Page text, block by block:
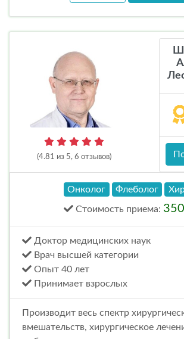
(4.81 из 5, 6 отзывов)
Онколог Флеболог
Стоимость приема:
Доктор медицинских наук
Врач высшей категории
Опыт 40 лет
Принимает взрослых
Производит весь спектр
вмешательств, хирургическое